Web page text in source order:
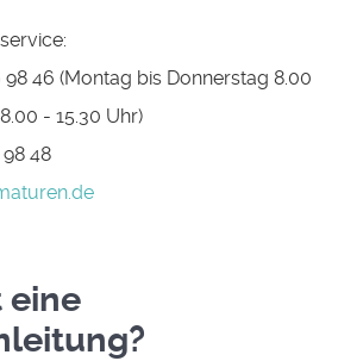
46 (Montag bis Donnerstag 8.00
- 15.30 Uhr)
48
eine